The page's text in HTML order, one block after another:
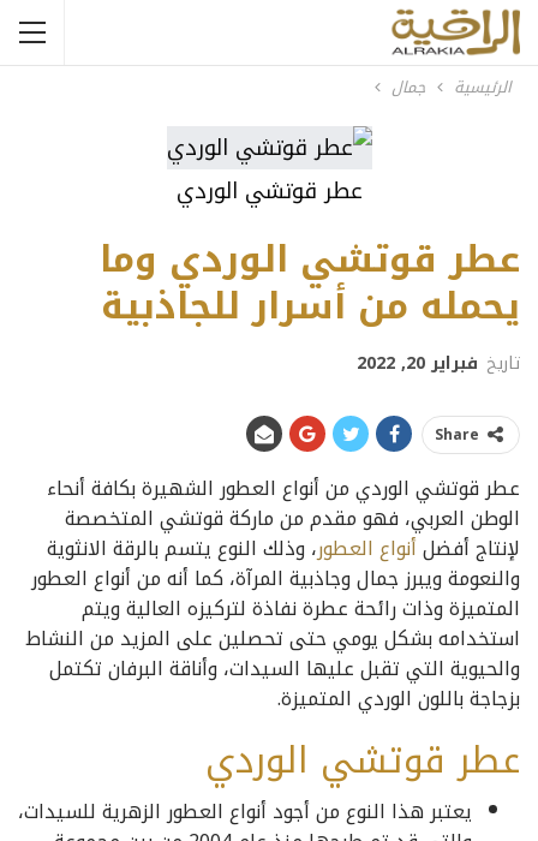
الرئيسية جمال
عطر قوتشي الوردي
عطر قوتشي الوردي وما
يحمله من أسرار للجاذبية
تاريخ فبراير 20, 2022
Share
عطر قوتشي الوردي من أنواع العطور الشهيرة بكافة أنحاء
الوطن العربي، فهو مقدم من ماركة قوتشي المتخصصة
لإنتاج أفضلأنواع العطور، وذلك النوع يتسم بالرقة الانثوية
والنعومة ويبرز جمال وجاذبية المرآة، كما أنه من أنواع العطور
المتميزة وذات رائحة عطرة نفاذة لتركيزه العالية ويتم
استخدامه بشكل يومي حتى تحصلين على المزيد من النشاط
والحيوية التي تقبل عليها السيدات، وأناقة البرفان تكتمل
بزجاجة باللون الوردي المتميزة.
عطر قوتشي الوردي
يعتبر هذا النوع من أجود أنواع العطور الزهرية للسيدات،